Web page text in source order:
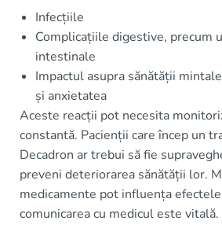
Infecțiile
Complicațiile digestive, precum
intestinale
Impactul asupra sănătății
și anxietatea
Aceste reacții pot necesita
constantă. Pacienții care încep un
Decadron ar trebui să fie
preveni deteriorarea sănătății lor.
medicamente pot influența
comunicarea cu medicul este vitală.